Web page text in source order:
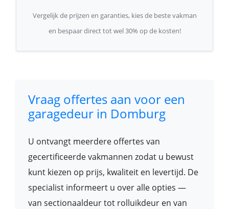
Vergelijk de prijzen en garanties, kies de beste vakman
en bespaar direct tot wel 30% op de kosten!
Vraag offertes aan voor een
garagedeur in Domburg
U ontvangt meerdere offertes van
gecertificeerde vakmannen zodat u bewust
kunt kiezen op prijs, kwaliteit en levertijd. De
specialist informeert u over alle opties —
van sectionaaldeur tot rolluikdeur en van